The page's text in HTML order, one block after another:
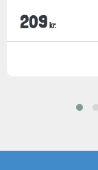
209 kr.